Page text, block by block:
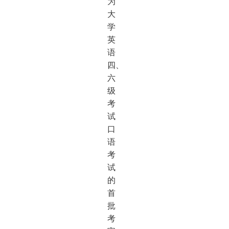
大
学
英
语
四、
六
级
考
试
口
语
考
试
的
首
批
考